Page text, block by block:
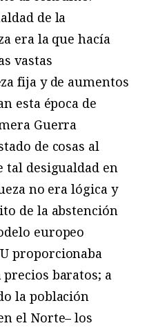
de la
era la que hacía
vastas
fija y de aumentos
esta época de
Guerra
de cosas al
tal desigualdad en
no era lógica y
de la abstención
europeo
proporcionaba
baratos; a
la población
el Norte– los